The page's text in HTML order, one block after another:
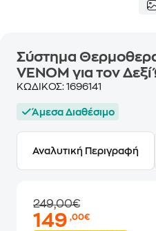
Σύστημα
VENOM για τον
ΚΩΔΙΚΟΣ: 1696141
Άμεσα Διαθέσιμο
Αναλυτική Περιγραφή
249,00€
149,00€